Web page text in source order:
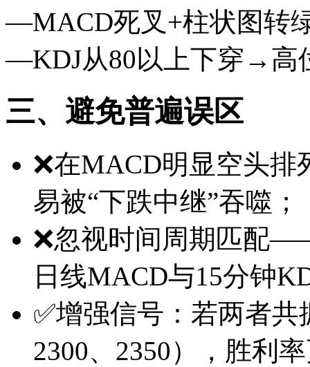
—MACD死叉+柱状图转
—KDJ从80以上下穿→高
三、避免普遍误区
❌在MACD明显空头
易被“下跌中继”吞噬；
❌忽视时间周期匹配
日线MACD与15分钟
✅增强信号：若两者
2300、2350），胜利